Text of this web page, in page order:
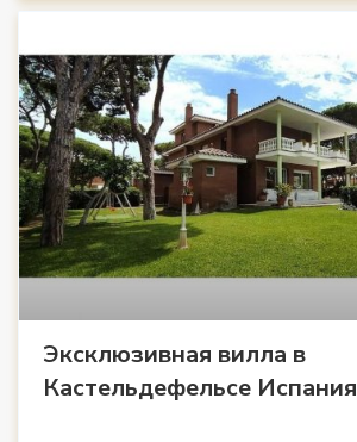
Эксклюзивная вилла в
Кастельдефельсе Испания